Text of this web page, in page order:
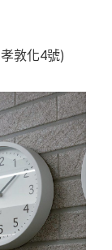
敦化4號)